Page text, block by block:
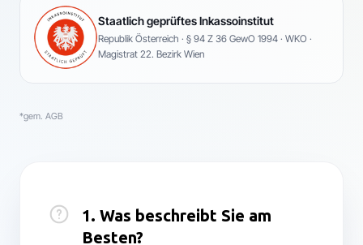
Staatlich geprüftes Inkassoinstitut
Republik Österreich · § 94 Z 36 GewO 1994 · WKO ·
Magistrat 22. Bezirk Wien
*gem. AGB